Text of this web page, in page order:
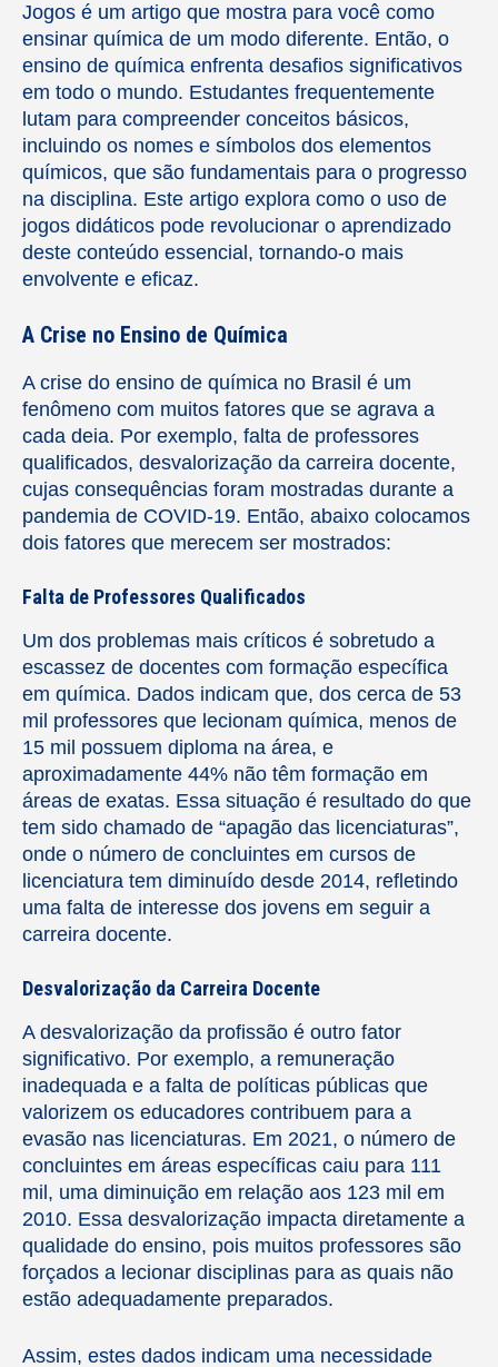
Jogos é um artigo que mostra para você como
ensinar química de um modo diferente. Então, o
ensino de química enfrenta desafios significativos
em todo o mundo. Estudantes frequentemente
lutam para compreender conceitos básicos,
incluindo os nomes e símbolos dos elementos
químicos, que são fundamentais para o progresso
na disciplina. Este artigo explora como o uso de
jogos didáticos pode revolucionar o aprendizado
deste conteúdo essencial, tornando-o mais
envolvente e eficaz.
A Crise no Ensino de Química
A crise do ensino de química no Brasil é um
fenômeno com muitos fatores que se agrava a
cada deia. Por exemplo, falta de professores
qualificados, desvalorização da carreira docente,
cujas consequências foram mostradas durante a
pandemia de COVID-19. Então, abaixo colocamos
dois fatores que merecem ser mostrados:
Falta de Professores Qualificados
Um dos problemas mais críticos é sobretudo a
escassez de docentes com formação específica
em química. Dados indicam que, dos cerca de 53
mil professores que lecionam química, menos de
15 mil possuem diploma na área, e
aproximadamente 44% não têm formação em
áreas de exatas. Essa situação é resultado do que
tem sido chamado de “apagão das licenciaturas”,
onde o número de concluintes em cursos de
licenciatura tem diminuído desde 2014, refletindo
uma falta de interesse dos jovens em seguir a
carreira docente.
Desvalorização da Carreira Docente
A desvalorização da profissão é outro fator
significativo. Por exemplo, a remuneração
inadequada e a falta de políticas públicas que
valorizem os educadores contribuem para a
evasão nas licenciaturas. Em 2021, o número de
concluintes em áreas específicas caiu para 111
mil, uma diminuição em relação aos 123 mil em
2010. Essa desvalorização impacta diretamente a
qualidade do ensino, pois muitos professores são
forçados a lecionar disciplinas para as quais não
estão adequadamente preparados.
Assim, estes dados indicam uma necessidade